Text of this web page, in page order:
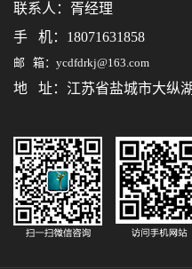
联系人： 胥经理
手 机：18071631858
邮 箱：ycdfdrkj@163.com
地 址：江苏省盐城市大纵